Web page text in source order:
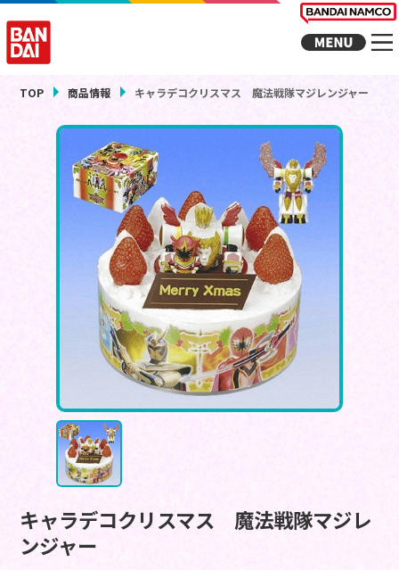
TOP 商品情報 キャラデコクリスマス 魔法戦隊マジレンジャー
キャラデコクリスマス 魔法戦隊マジレ
ンジャー